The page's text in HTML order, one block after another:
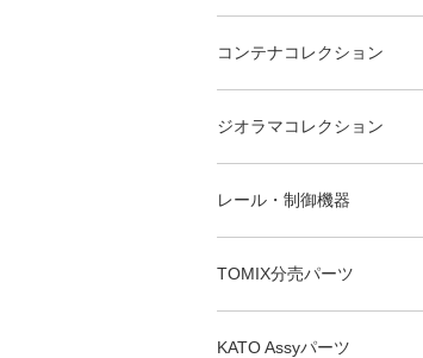
コンテナコレクション
ジオラマコレクション
レール・制御機器
TOMIX分売パーツ
KATO Assyパーツ